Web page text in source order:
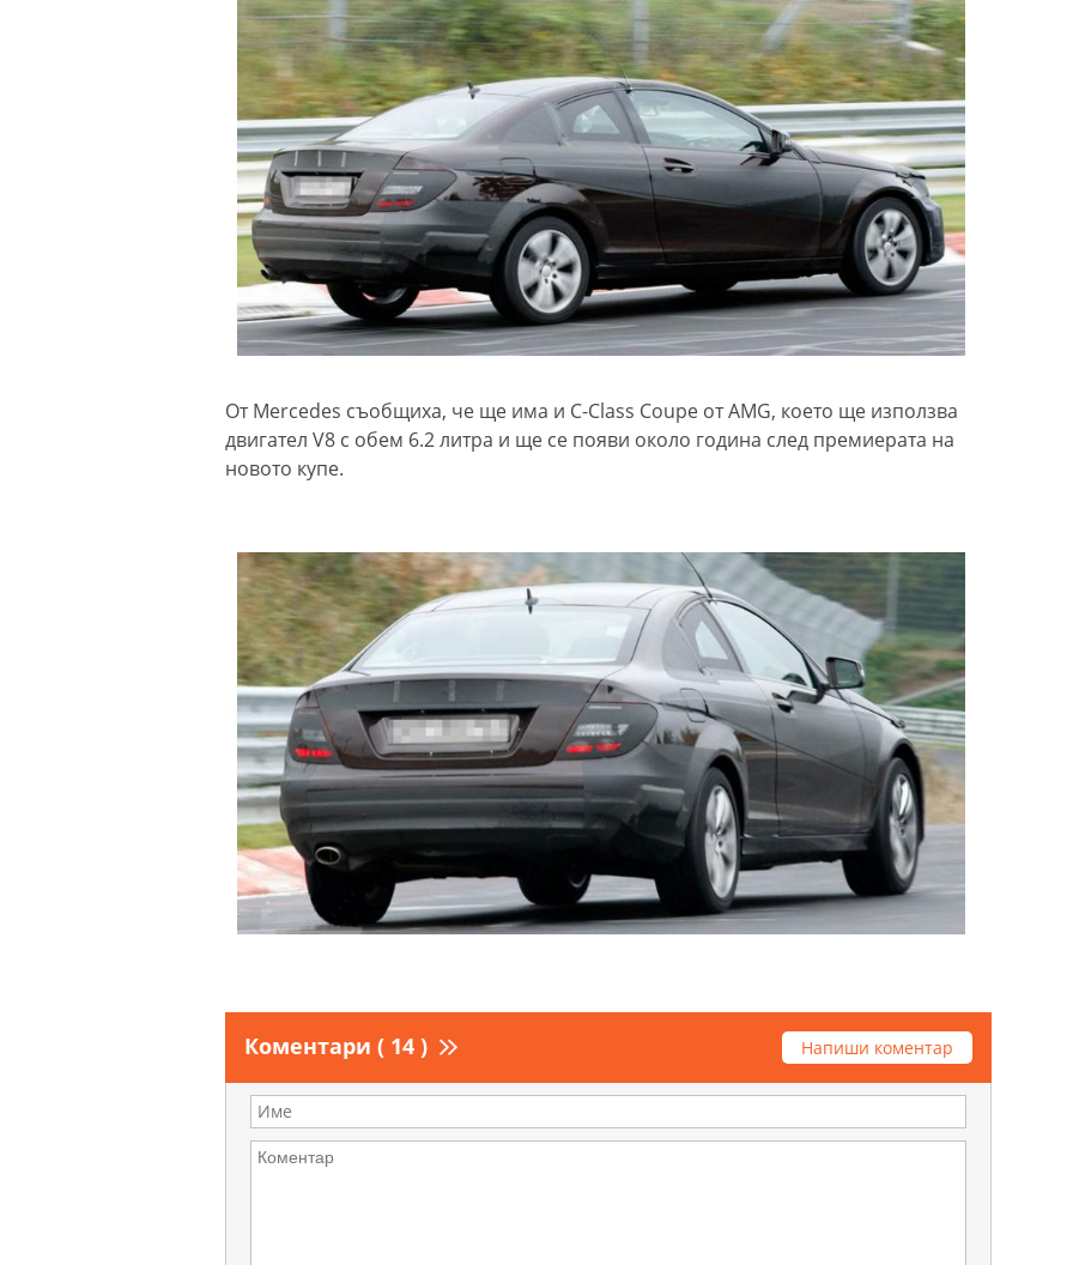
От Mercedes съобщиха, че ще има и C-Class Coupe от AMG, което ще използва
двигател V8 с обем 6.2 литра и ще се появи около година след премиерата на
новото купе.
Коментари ( 14 ) Напиши коментар